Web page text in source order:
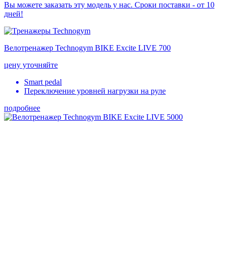
Вы можете заказать эту модель у нас. Сроки поставки - от 10
дней!
Велотренажер Technogym BIKE Excite LIVE 700
цену уточняйте
Smart pedal
Переключение уровней нагрузки на руле
подробнее